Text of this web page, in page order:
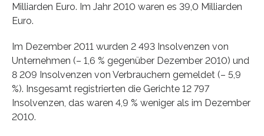
Milliarden Euro. Im Jahr 2010 waren es 39,0 Milliarden
Euro.
Im Dezember 2011 wurden 2 493 Insolvenzen von
Unternehmen (– 1,6 % gegenüber Dezember 2010) und
8 209 Insolvenzen von Verbrauchern gemeldet (– 5,9
%). Insgesamt registrierten die Gerichte 12 797
Insolvenzen, das waren 4,9 % weniger als im Dezember
2010.